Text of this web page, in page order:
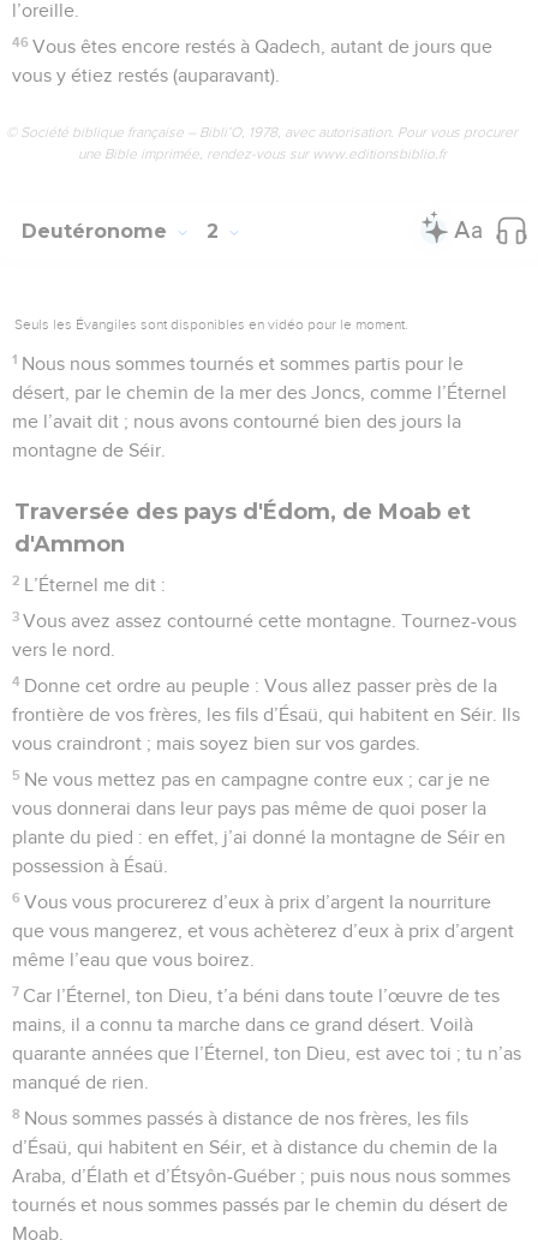
l’oreille.
46 Vous êtes encore restés à Qadech, autant de jours que
vous y étiez restés (auparavant).
© Société biblique française – Bibli’O, 1978, avec autorisation. Pour vous procurer
une Bible imprimée, rendez-vous sur www.editionsbiblio.fr
Deutéronome 2
Seuls les Évangiles sont disponibles en vidéo pour le moment.
1 Nous nous sommes tournés et sommes partis pour le
désert, par le chemin de la mer des Joncs, comme l’Éternel
me l’avait dit ; nous avons contourné bien des jours la
montagne de Séir.
Traversée des pays d'Édom, de Moab et
d'Ammon
2 L’Éternel me dit :
3 Vous avez assez contourné cette montagne. Tournez-vous
vers le nord.
4 Donne cet ordre au peuple : Vous allez passer près de la
frontière de vos frères, les fils d’Ésaü, qui habitent en Séir. Ils
vous craindront ; mais soyez bien sur vos gardes.
5 Ne vous mettez pas en campagne contre eux ; car je ne
vous donnerai dans leur pays pas même de quoi poser la
plante du pied : en effet, j’ai donné la montagne de Séir en
possession à Ésaü.
6 Vous vous procurerez d’eux à prix d’argent la nourriture
que vous mangerez, et vous achèterez d’eux à prix d’argent
même l’eau que vous boirez.
7 Car l’Éternel, ton Dieu, t’a béni dans toute l’œuvre de tes
mains, il a connu ta marche dans ce grand désert. Voilà
quarante années que l’Éternel, ton Dieu, est avec toi ; tu n’as
manqué de rien.
8 Nous sommes passés à distance de nos frères, les fils
d’Ésaü, qui habitent en Séir, et à distance du chemin de la
Araba, d’Élath et d’Étsyôn-Guéber ; puis nous nous sommes
tournés et nous sommes passés par le chemin du désert de
Moab.